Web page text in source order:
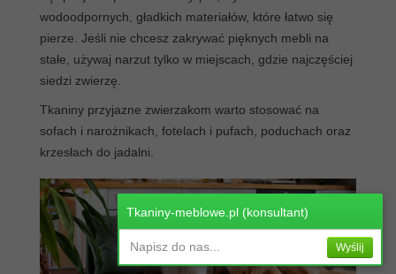
wodoodpornych, gładkich materiałów, które łatwo się
pierze. Jeśli nie chcesz zakrywać pięknych mebli na
stałe, używaj narzut tylko w miejscach, gdzie najczęściej
siedzi zwierzę.
Tkaniny przyjazne zwierzakom warto stosować na
sofach i narożnikach, fotelach i pufach, poduchach oraz
krzesłach do jadalni.
Tkaniny-meblowe.pl (konsultant)
Napisz do nas... Wyślij